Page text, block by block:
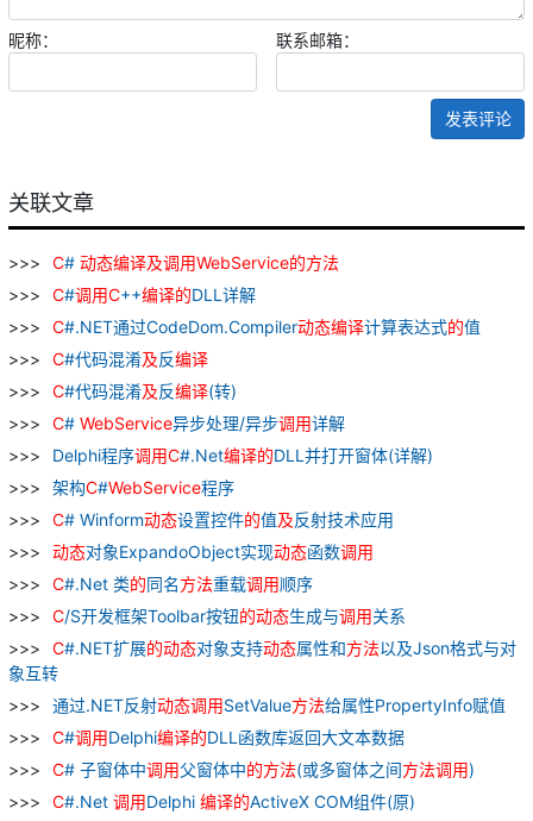
昵称： 联系邮箱：
发表评论
关联文章
C# 动态编译及调用WebService的方法
C#调用C++编译的DLL详解
C#.NET通过CodeDom.Compiler动态编译计算表达式的值
C#代码混淆及反编译
C#代码混淆及反编译(转)
C# WebService异步处理/异步调用详解
Delphi程序调用C#.Net编译的DLL并打开窗体(详解)
架构C#WebService程序
C# Winform动态设置控件的值及反射技术应用
动态对象ExpandoObject实现动态函数调用
C#.Net 类的同名方法重载调用顺序
C/S开发框架Toolbar按钮的动态生成与调用关系
C#.NET扩展的动态对象支持动态属性和方法以及Json格式与对
象互转
通过.NET反射动态调用SetValue方法给属性PropertyInfo赋值
C#调用Delphi编译的DLL函数库返回大文本数据
C# 子窗体中调用父窗体中的方法(或多窗体之间方法调用)
C#.Net 调用Delphi 编译的ActiveX COM组件(原)